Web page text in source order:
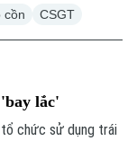
cồn CSGT
lắc'
tổ chức sử dụng trái